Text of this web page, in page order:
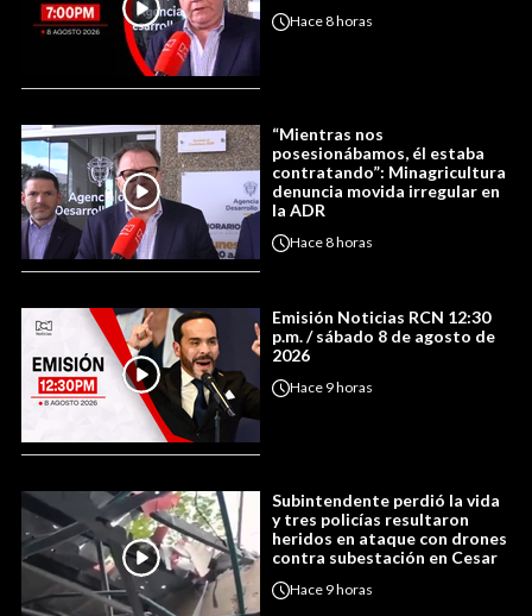
Hace8 horas
“Mientras nos
posesionábamos, él estaba
contratando”: Minagricultura
denuncia movida irregular en
la ADR
Hace8 horas
Emisión Noticias RCN 12:30
p.m. / sábado 8 de agosto de
2026
Hace 9 horas
Subintendente perdió la vida
y tres policías resultaron
heridos en ataque con drones
contra subestación en Cesar
Hace 9 horas